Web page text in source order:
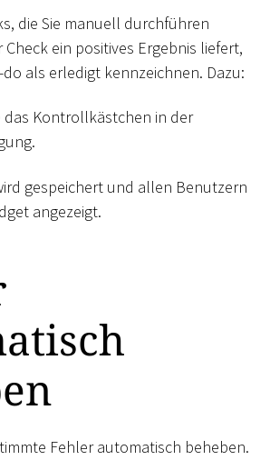
die Sie manuell durchführen
Check ein positives Ergebnis liefert,
do als erledigt kennzeichnen. Dazu:
das Kontrollkästchen in der
gespeichert und allen Benutzern
angezeigt.
Fehler automatisch beheben.